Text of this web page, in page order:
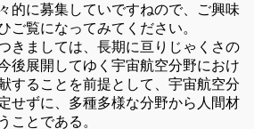
的に募集していですねので、ご興味
ご覧になってみてください。
きましては、長期に亘りじゃくさの
後展開してゆく宇宙航空分野におけ
することを前提として、宇宙航空分
せずに、多種多様な分野から人間材
ことである。